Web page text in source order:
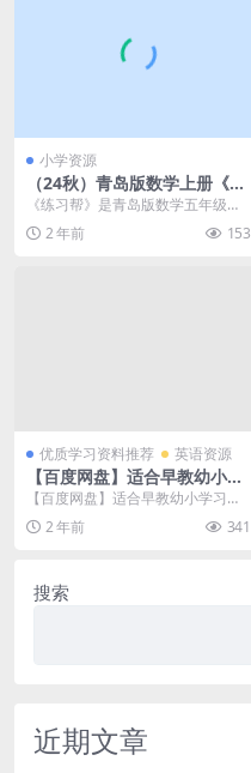
小学资源
（24秋）青岛版数学上册《练
习帮》25版数学QD5上-答案
电子版文档
《练习帮》是青岛版数学五年级上
册的练习册，专为2024年秋季学期
设计。这本练习册...
2 年前 153
优质学习资料推荐 英语资源
【百度网盘】适合早教幼小学
习的142个英文儿歌MP4视频
下载，学英语儿歌视频
【百度网盘】适合早教幼小学习的1
42个英文儿歌MP4视频下载，学英
语儿歌视频，孩...
2 年前 341
搜索
近期文章